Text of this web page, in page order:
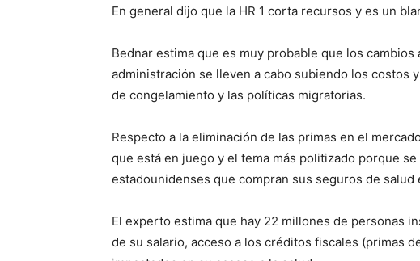
En general dijo que la HR 1 corta recursos y es un
Bednar estima que es muy probable que los cambios
administración se lleven a cabo subiendo los costos
de congelamiento y las políticas migratorias.
Respecto a la eliminación de las primas en el
que está en juego y el tema más politizado porque
estadounidenses que compran sus seguros de salud
El experto estima que hay 22 millones de personas
de su salario, acceso a los créditos fiscales (primas